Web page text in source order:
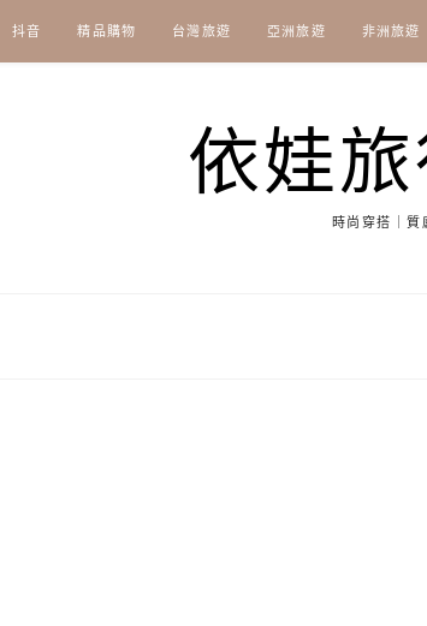
抖音 精品購物 台灣旅遊 亞洲旅遊 非洲旅遊
依娃
時尚穿搭｜